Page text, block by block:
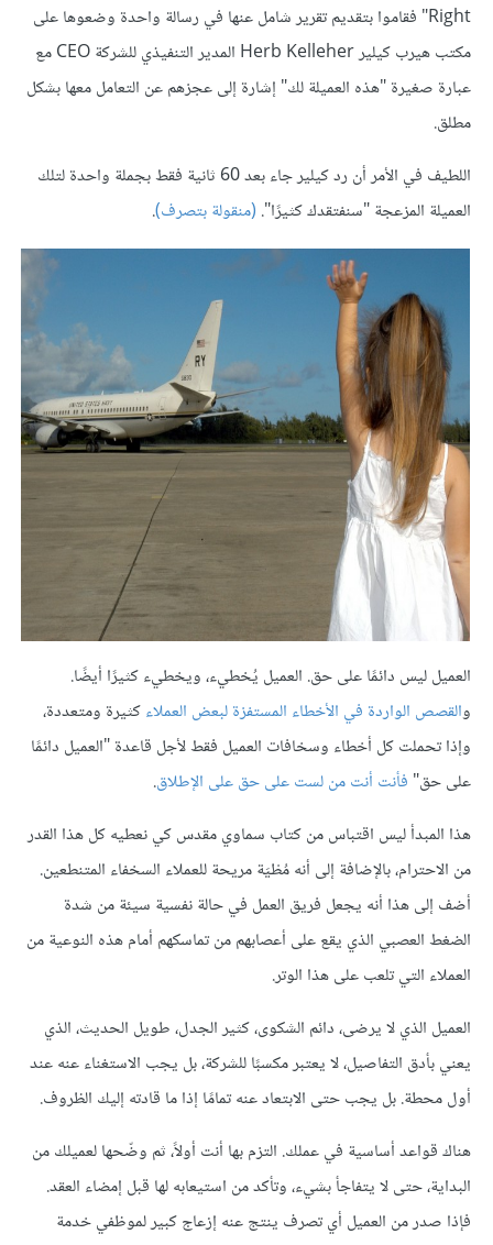
Right" فقاموا بتقديم تقرير شامل عنها في رسالة واحدة وضعوها على
مكتب هيرب كيلير Herb Kelleher المدير التنفيذي للشركة CEO مع
عبارة صغيرة "هذه العميلة لك" إشارة إلى عجزهم عن التعامل معها بشكل
مطلق.
اللطيف في الأمر أن رد كيلير جاء بعد 60 ثانية فقط بجملة واحدة لتلك
العميلة المزعجة "سنفتقدك كثيرًا". (منقولة بتصرف)
.
العميل ليس دائمًا على حق. العميل يُخطيء، ويخطيء كثيرًا أيضًا.
والقصص الواردة في الأخطاء المستفزة لبعض العملاءكثيرة ومتعددة،
وإذا تحملت كل أخطاء وسخافات العميل فقط لأجل قاعدة "العميل دائمًا
على حق" فأنت أنت من لست على حق على الإطلاق.
هذا المبدأ ليس اقتباس من كتاب سماوي مقدس كي نعطيه كل هذا القدر
من الاحترام، بالإضافة إلى أنه مُطْيَة مريحة للعملاء السخفاء المتنطعين.
أضف إلى هذا أنه يجعل فريق العمل في حالة نفسية سيئة من شدة
الضغط العصبي الذي يقع على أعصابهم من تماسكهم أمام هذه النوعية من
العملاء التي تلعب على هذا الوتر.
العميل الذي لا يرضى، دائم الشكوى، كثير الجدل، طويل الحديث، الذي
يعني بأدق التفاصيل، لا يعتبر مكسبًا للشركة، بل يجب الاستغناء عنه عند
أول محطة. بل يجب حتى الابتعاد عنه تمامًا إذا ما قادته إليك الظروف.
هناك قواعد أساسية في عملك. التزم بها أنت أولاً، ثم وضّحها لعميلك من
البداية، حتى لا يتفاجأ بشيء، وتأكد من استيعابه لها قبل إمضاء العقد.
فإذا صدر من العميل أي تصرف ينتج عنه إزعاج كبير لموظفي خدمة